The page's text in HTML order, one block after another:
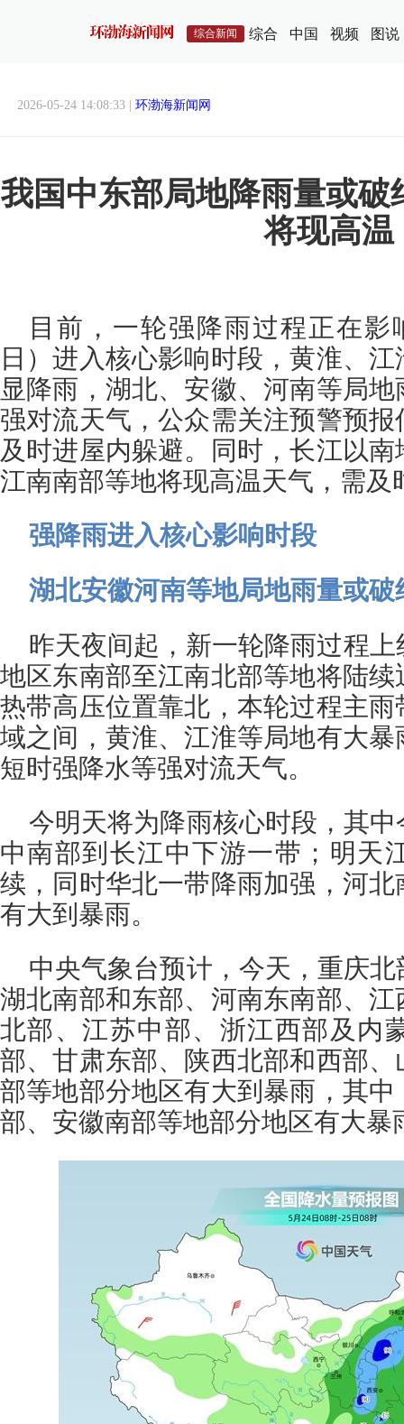
综合新闻 综合 中国 视频 图说
2026-05-24 14:08:33 | 环渤海新闻网
我国中东部局地降雨量或破
将现高温
目前，一轮强降雨过程正在影
日）进入核心影响时段，黄淮、
显降雨，湖北、安徽、河南等局
强对流天气，公众需关注预警预
及时进屋内躲避。同时，长江以
江南南部等地将现高温天气，需及
强降雨进入核心影响时段
湖北安徽河南等地局地雨量或破
昨天夜间起，新一轮降雨过程
地区东南部至江南北部等地将陆
热带高压位置靠北，本轮过程主
域之间，黄淮、江淮等局地有大
短时强降水等强对流天气。
今明天将为降雨核心时段，其
中南部到长江中下游一带；明天
续，同时华北一带降雨加强，河
有大到暴雨。
中央气象台预计，今天，重庆
湖北南部和东部、河南东南部、
北部、江苏中部、浙江西部及内
部、甘肃东部、陕西北部和西部
部等地部分地区有大到暴雨，其
部、安徽南部等地部分地区有大暴